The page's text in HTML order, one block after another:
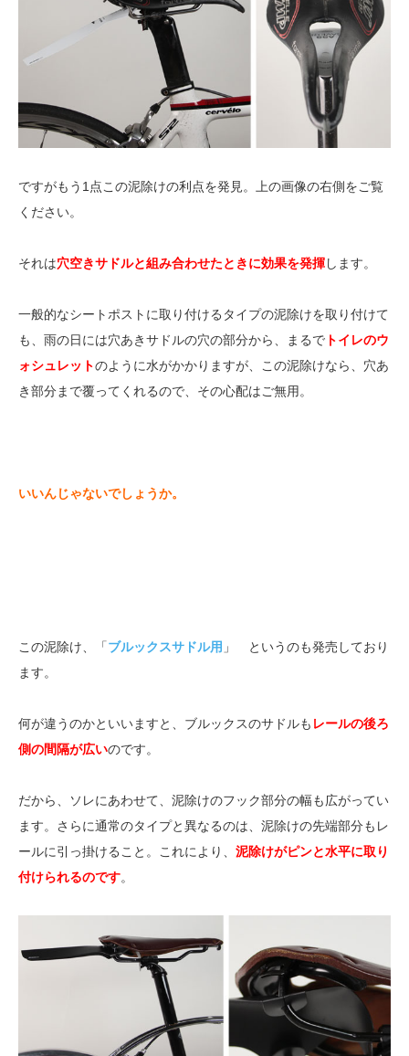
ですがもう1点この泥除けの利点を発見。上の画像の右側をご覧
ください。
それは穴空きサドルと組み合わせたときに効果を発揮します。
一般的なシートポストに取り付けるタイプの泥除けを取り付けて
も、雨の日には穴あきサドルの穴の部分から、まるで トイレのウ
ォシュレットのように水がかかりますが、この泥除けなら、穴あ
き部分まで覆ってくれるので、その心配はご無用。
いいんじゃないでしょうか。
この泥除け、「ブルックスサドル用 」 というのも発売しており
ます。
何が違うのかといいますと、ブルックスのサドルも レールの後ろ
側の間隔が広いのです。
だから、ソレにあわせて、泥除けのフック部分の幅も広がってい
ます。さらに通常のタイプと異なるのは、泥除けの先端部分もレ
ールに引っ掛けること。これにより、 泥除けがピンと水平に取り
付けられるのです。